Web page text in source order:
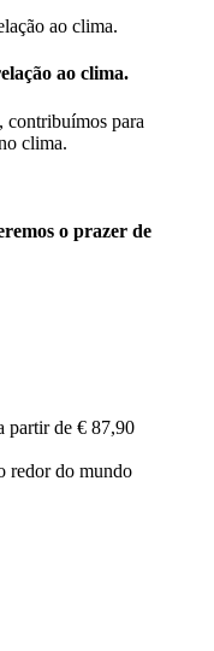
ao clima.
contribuímos para
clima.
o prazer de
partir de € 87,90
redor do mundo